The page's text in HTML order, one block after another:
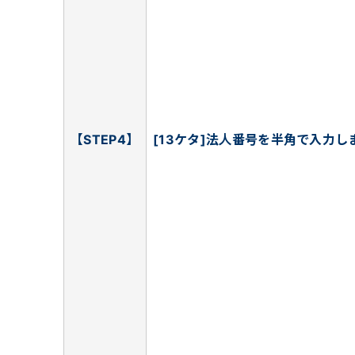
【STEP4】 [13ケタ]法人番号を半角で入力し